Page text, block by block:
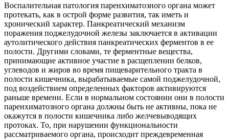
Воспалительная патология паренхиматозного органа может
протекать, как в острой форме развития, так иметь и
хронический характер. Панкреатический механизм
поражения поджелудочной железы заключается в активации
аутолитического действия панкреатических ферментов в ее
полости. Другими словами, те ферментные вещества,
принимающие активное участие в расщеплении белков,
углеводов и жиров во время пищеварительного тракта в
полости кишечника, вырабатываемые самой поджелудочной,
под воздействием определенных факторов активируются
раньше времени. Если в нормальном состоянии они в полости
паренхиматозного органа должны быть не активны, пока не
окажутся в полости кишечника либо желчевыводящих
протоках. То, при нарушении функциональности
рассматриваемого органа, происходит преждевременная